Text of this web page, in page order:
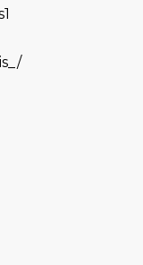
6月18日
6月11日（19:00